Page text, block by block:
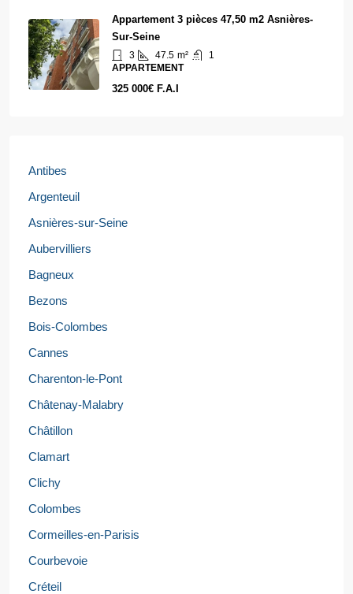
Appartement 3 pièces 47,50 m2 Asnières-
Sur-Seine
3 47.5 m²
1
APPARTEMENT
325 000€ F.A.I
Antibes
Argenteuil
Asnières-sur-Seine
Aubervilliers
Bagneux
Bezons
Bois-Colombes
Cannes
Charenton-le-Pont
Châtenay-Malabry
Châtillon
Clamart
Clichy
Colombes
Cormeilles-en-Parisis
Courbevoie
Créteil